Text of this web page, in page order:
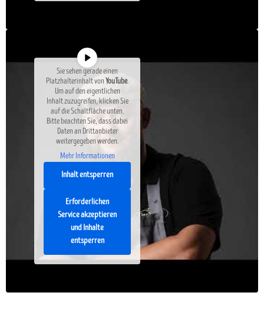
Sie sehen gerade einen
Platzhalterinhalt von YouTube.
Um auf den eigentlichen
Inhalt zuzugreifen, klicken Sie
auf die Schaltfläche unten.
Bitte beachten Sie, dass dabei
Daten an Drittanbieter
weitergegeben werden.
Mehr Informationen
Inhalt entsperren
Erforderlichen
Service akzeptieren
und Inhalte
entsperren